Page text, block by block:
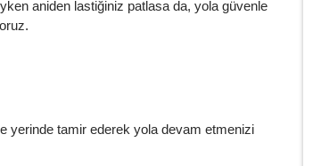
aniden lastiğiniz patlasa da, yola güvenle
yerinde tamir ederek yola devam etmenizi